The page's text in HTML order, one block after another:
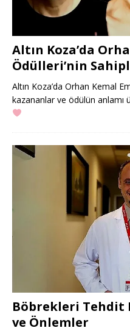
Altın Koza’da
Ödülleri’nin
Altın Koza’da Orhan Kemal
kazananlar ve ödülün anlamı
Böbrekleri Tehdit
ve Önlemler